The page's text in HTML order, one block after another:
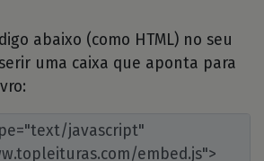
abaixo (como HTML) no seu
uma caixa que aponta para